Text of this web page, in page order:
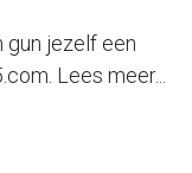
gun jezelf een
Lees meer...